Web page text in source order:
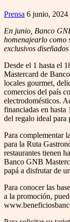
Prensa 6 junio, 2024
En junio, Banco
homenajearlo como
exclusivos
Desde el 1 hasta el
Mastercard de
locales gourmet,
comercios del país
electrodomésticos.
financiadas en hasta
del regalo ideal para
Para complementar
para la Ruta
restaurantes tienen
Banco GNB
papá a disfrutar de
Para conocer las
a la promoción,